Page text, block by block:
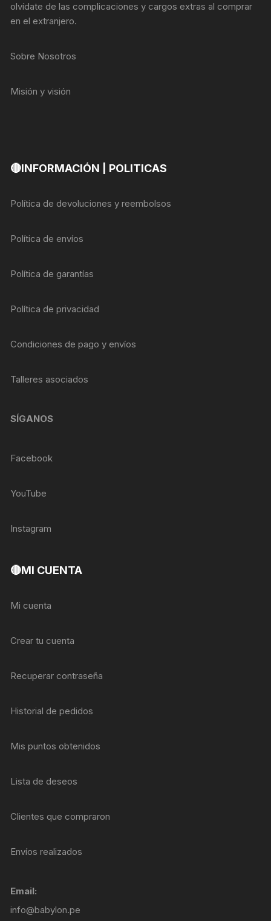
olvídate de las complicaciones y cargos extras al comprar
en el extranjero.
Sobre Nosotros
Misión y visión
🔴INFORMACIÓN | POLITICAS
Política de devoluciones y reembolsos
Política de envíos
Política de garantías
Política de privacidad
Condiciones de pago y envíos
Talleres asociados
SÍGANOS
Facebook
YouTube
Instagram
🔴MI CUENTA
Mi cuenta
Crear tu cuenta
Recuperar contraseña
Historial de pedidos
Mis puntos obtenidos
Lista de deseos
Clientes que compraron
Envíos realizados
Email:
info@babylon.pe